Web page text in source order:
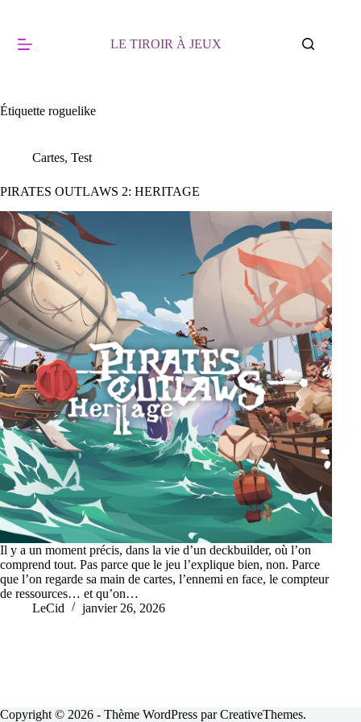
LE TIROIR À JEUX
Étiquette roguelike
Cartes, Test
PIRATES OUTLAWS 2: HERITAGE
Il y a un moment précis, dans la vie d’un deckbuilder, où l’on
comprend tout. Pas parce que le jeu l’explique bien, non. Parce
que l’on regarde sa main de cartes, l’ennemi en face, le compteur
de ressources… et qu’on…
LeCid
janvier 26, 2026
Copyright © 2026 - Thème WordPress parCreativeThemes.